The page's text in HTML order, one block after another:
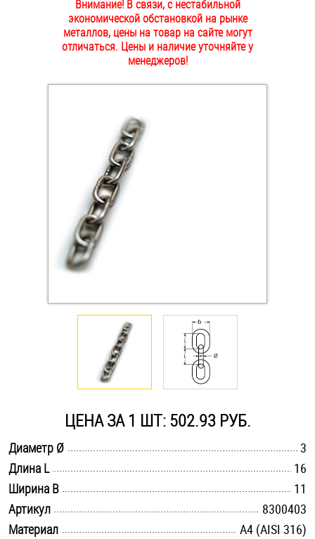
ОПЛАТА И ДОСТАВКА
НАШИ МАГАЗИНЫ
Втулки
Дюймовый крепёж
Заклепки (Гайки-Заклепки)
Инструмент
Крюки, кольца с метрической резьбой
Крюки, кольца с шурупной резьбой
Оснастка и аксессуары для яхт
Саморезы и шурупы
Стопорные кольца
Такелаж
Внимание! В связи, с нестабильной
экономической обстановкой на рынке
металлов, цены на товар на сайте могут
отличаться. Цены и наличие уточняйте у
менеджеров!
ЦЕНА ЗА 1 ШТ: 502.93 РУБ.
Диаметр Ø
3
Длина L
16
Ширина B
11
Артикул
8300403
Материал
A4 (AISI 316)